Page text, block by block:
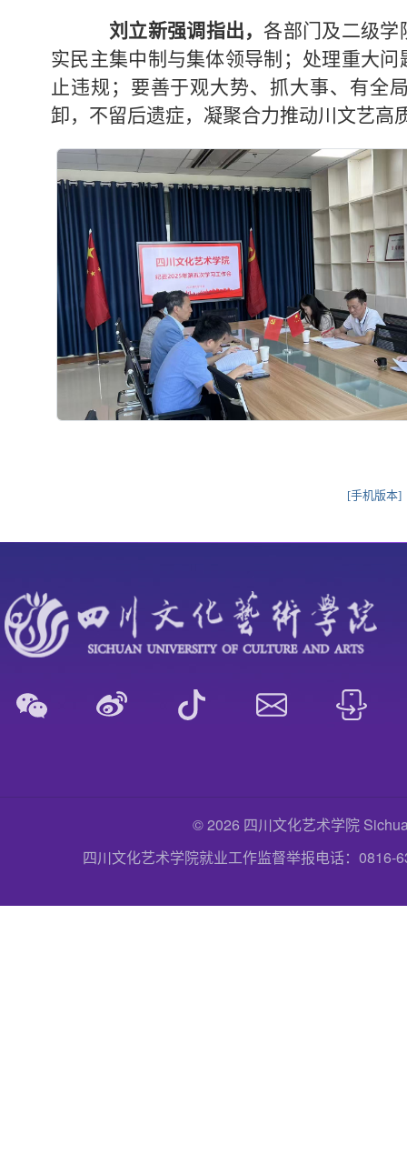
刘立新强调指出，各部门及二级学
实民主集中制与集体领导制 ； 处理重大问
止违规 ；要善于观大势、抓大事、有全
卸，不留后遗症， 凝聚合力推动川文艺高
[手机版本]
© 2026 四川文化艺术学院
四川文化艺术学院就业工作监督举报电话：